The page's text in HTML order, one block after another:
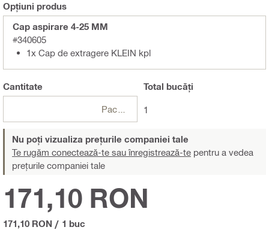
Opțiuni produs
Cap aspirare 4-25 MM
#340605
1x Cap de extragere KLEIN kpl
Cantitate Total bucăți
1
Nu poți vizualiza prețurile companiei tale
Te rugăm conectează-te sau înregistrează-te pentru a vedea
prețurile companiei tale
171,10 RON
171,10 RON / 1 buc